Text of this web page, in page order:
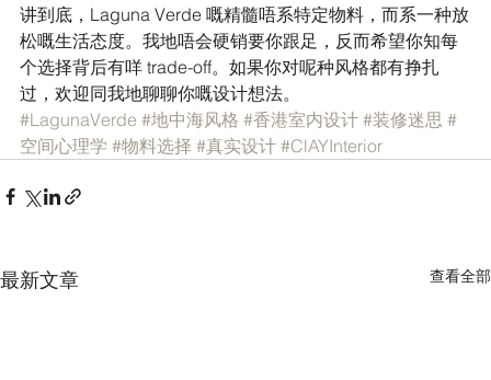
讲到底，Laguna Verde 嘅精髓唔系特定物料，而系一种放
松嘅生活态度。我地唔会硬销要你跟足，反而希望你知每
个选择背后有咩 trade-off。如果你对呢种风格都有挣扎
过，欢迎同我地聊聊你嘅设计想法。
#LagunaVerde #地中海风格 #香港室内设计 #装修迷思 #
空间心理学 #物料选择 #真实设计 #ClAYInterior
最新文章 查看全部